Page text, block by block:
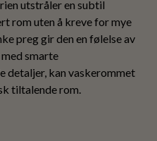
utstråler en subtil
rom uten å kreve for mye
preg gir den en følelse av
smarte
detaljer, kan vaskerommet
tiltalende rom.